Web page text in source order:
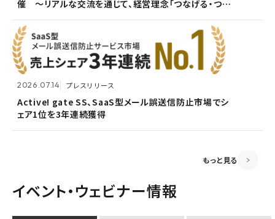
催 〜リアルな交流を通じて、経営理念「つなげる・つな
2026.07.14 プレスリリース
Active! gate SS、SaaS型メール誤送信防止市場でシ
ェア1位を3年連続獲得
<7/30 ウェビナー開催>いまさら聞けないPPAP問題～
2026.06.18 プレスリリース
富山県内7信用金庫、DEEPMailとPOWER EGGの連携
2026.05.13 メンテナンス
ホームページ『メンテナンス作業による一時閉鎖』のお
知らせ
お知らせ
もっと見る
イベント・ウェビナー情報